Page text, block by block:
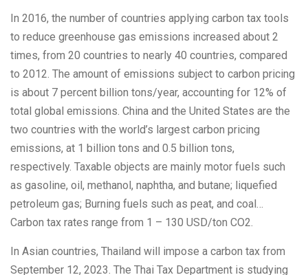
In 2016, the number of countries applying carbon tax tools
to reduce greenhouse gas emissions increased about 2
times, from 20 countries to nearly 40 countries, compared
to 2012. The amount of emissions subject to carbon pricing
is about 7 percent billion tons/year, accounting for 12% of
total global emissions. China and the United States are the
two countries with the world’s largest carbon pricing
emissions, at 1 billion tons and 0.5 billion tons,
respectively. Taxable objects are mainly motor fuels such
as gasoline, oil, methanol, naphtha, and butane; liquefied
petroleum gas; Burning fuels such as peat, and coal…
Carbon tax rates range from 1 – 130 USD/ton CO2.
In Asian countries, Thailand will impose a carbon tax from
September 12, 2023. The Thai Tax Department is studying